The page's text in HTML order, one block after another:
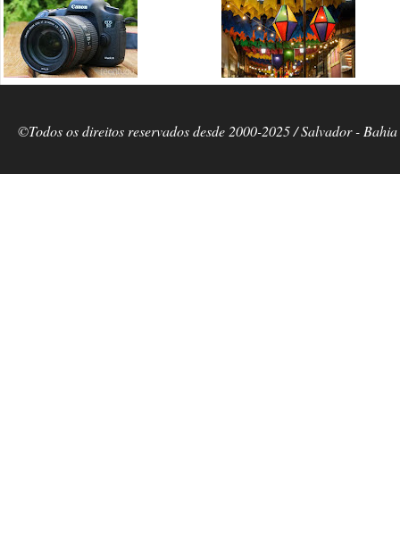
©Todos os direitos reservados desde 2000-2025 / Salvador -